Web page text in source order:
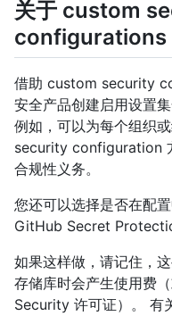
关于 custom
configurations
借助 custom security
安全产品创建启用设置
例如，可以为每个组织
security configuration
合规性义务。
您还可以选择是否在配
GitHub Secret
如果这样做，请记住，
存储库时会产生使用费
Security 许可证）。 有